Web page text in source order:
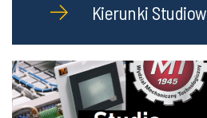
Kierunki Studiow